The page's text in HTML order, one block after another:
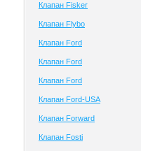
Клапан Fisker
Клапан Flybo
Клапан Ford
Клапан Ford
Клапан Ford
Клапан Ford-USA
Клапан Forward
Клапан Fosti